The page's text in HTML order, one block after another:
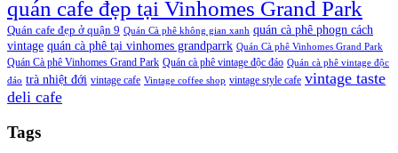
quán cafe đẹp tại Vinhomes Grand Park
Quán cafe đẹp ở quận 9 Quán Cà phê không gian xanh quán cà phê phogn cách
vintage quán cà phê tại vinhomes grandparrk Quán Cà phê Vinhomes Grand Park
Quán Cà phê Vinhomes Grand Park Quán cà phê vintage độc đáo Quán cà phê vintage độc
đáo trà nhiệt đới vintage cafe Vintage coffee shop vintage style cafe vintage taste
deli cafe
Tags